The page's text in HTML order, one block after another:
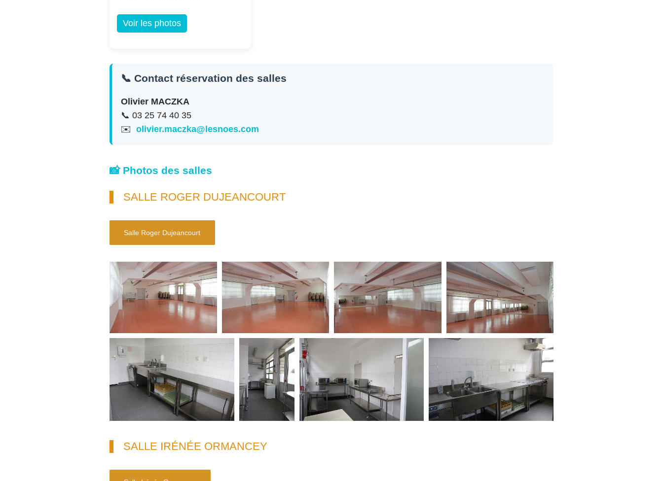
Voir les photos
📞 Contact réservation des salles
Olivier MACZKA
📞 03 25 74 40 35
✉️ olivier.maczka@lesnoes.com
📸 Photos des salles
SALLE ROGER DUJEANCOURT
Salle Roger Dujeancourt
SALLE IRÉNÉE ORMANCEY